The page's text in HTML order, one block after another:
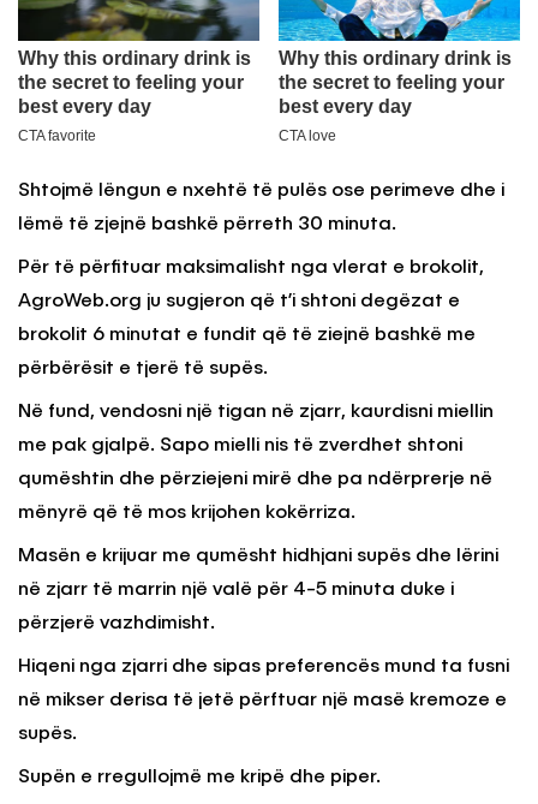
Shtojmë lëngun e nxehtë të pulës ose perimeve dhe i
lëmë të zjejnë bashkë përreth 30 minuta.
Për të përfituar maksimalisht nga vlerat e brokolit,
AgroWeb.org ju sugjeron që t’i shtoni degëzat e
brokolit 6 minutat e fundit që të ziejnë bashkë me
përbërësit e tjerë të supës.
Në fund, vendosni një tigan në zjarr, kaurdisni miellin
me pak gjalpë. Sapo mielli nis të zverdhet shtoni
qumështin dhe përziejeni mirë dhe pa ndërprerje në
mënyrë që të mos krijohen kokërriza.
Masën e krijuar me qumësht hidhjani supës dhe lërini
në zjarr të marrin një valë për 4-5 minuta duke i
përzjerë vazhdimisht.
Hiqeni nga zjarri dhe sipas preferencës mund ta fusni
në mikser derisa të jetë përftuar një masë kremoze e
supës.
Supën e rregullojmë me kripë dhe piper.